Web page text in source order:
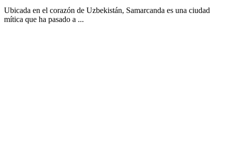
Ubicada en el corazón de Uzbekistán, Samarcanda es una ciudad
mítica que ha pasado a ...